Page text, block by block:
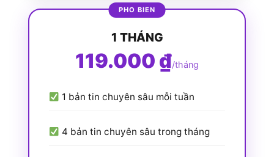
1 THÁNG
119.000 ₫/tháng
1 bản tin chuyên sâu mỗi tuần
4 bản tin chuyên sâu trong tháng